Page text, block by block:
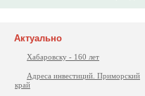
Актуально
Хабаровску - 160 лет
Адреса инвестиций. Приморский
край